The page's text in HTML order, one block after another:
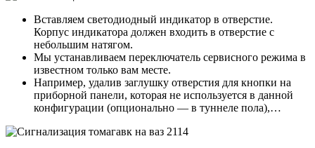
Вставляем светодиодный индикатор в отверстие.
Корпус индикатора должен входить в отверстие с
небольшим натягом.
Мы устанавливаем переключатель сервисного режима в
известном только вам месте.
Например, удалив заглушку отверстия для кнопки на
приборной панели, которая не используется в данной
конфигурации (опционально — в туннеле пола),…